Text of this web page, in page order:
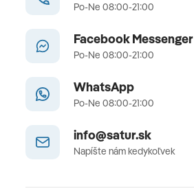
Po-Ne 08:00-21:00
Facebook Messenger
Po-Ne 08:00-21:00
WhatsApp
Po-Ne 08:00-21:00
info@satur.sk
Napíšte nám kedykoľvek